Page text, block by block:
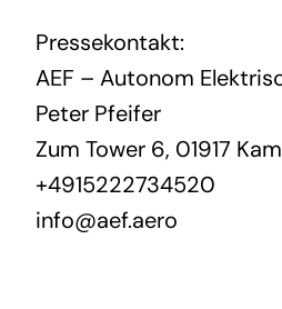
Pressekontakt:
AEF – Autonom
Peter Pfeifer
Zum Tower 6, 01917
+4915222734520
info@aef.aero